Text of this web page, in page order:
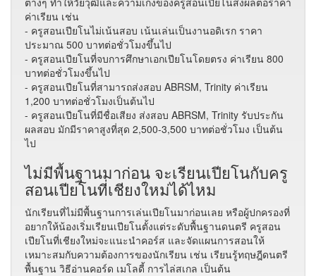
ค่าเรียน เช่น
- ครูสอนเปียโนไม่เน้นสอบ เน้นเล่นเป็นงานอดิเรก ราคา
ประมาณ 500 บาทต่อชั่วโมงขึ้นไป
- ครูสอนเปียโนที่จบการศึกษาเอกเปียโนโดยตรง ค่าเรียน 800
บาทต่อชั่วโมงขึ้นไป
- ครูสอนเปียโนที่สามารถส่งสอบ ABRSM, Trinity ค่าเรียน
1,200 บาทต่อชั่วโมงเป็นต้นไป
- ครูสอนเปียโนที่มีชื่อเสียง ส่งสอบ ABRSM, Trinity รับประกัน
ผลสอบ มักมีราคาสูงที่สุด 2,500-3,500 บาทต่อชั่วโมง เป็นต้น
ไป
ไม่มีพื้นฐานมาก่อน จะเรียนเปียโนกับครู
สอนเปียโนที่เชียงใหม่ได้ไหม
นักเรียนที่ไม่มีพื้นฐานการเล่นเปียโนมาก่อนเลย หรือผู้ปกครองที่
อยากให้น้องเริ่มเรียนเปียโนตั้งแต่ระดับพื้นฐานดนตรี ครูสอน
เปียโนที่เชียงใหม่จะแนะนำคอร์ส และจัดแผนการสอนให้
เหมาะสมกับความต้องการของนักเรียน เช่น เรียนรู้ทฤษฎีดนตรี
พื้นฐาน วิธีอ่านคอร์ด เมโลดี้ การไล่สเกล เป็นต้น